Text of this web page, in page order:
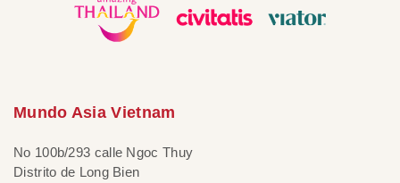
Mundo Asia Vietnam
No 100b/293 calle Ngoc Thuy
Distrito de Long Bien